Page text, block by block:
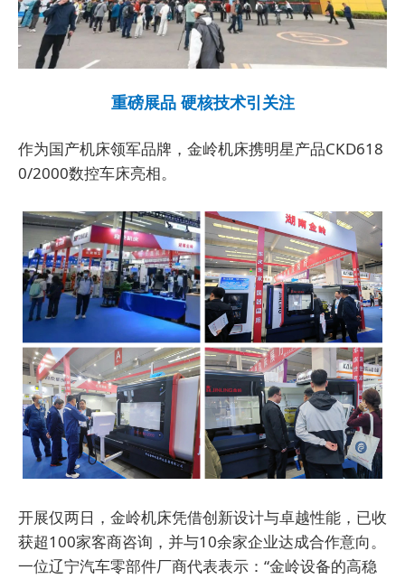
重磅展品 硬核技术引关注
作为国产机床领军品牌，金岭机床携明星产品CKD618
0/2000数控车床亮相。
开展仅两日，金岭机床凭借创新设计与卓越性能，已收
获超100家客商咨询，并与10余家企业达成合作意向。
一位辽宁汽车零部件厂商代表表示：“金岭设备的高稳